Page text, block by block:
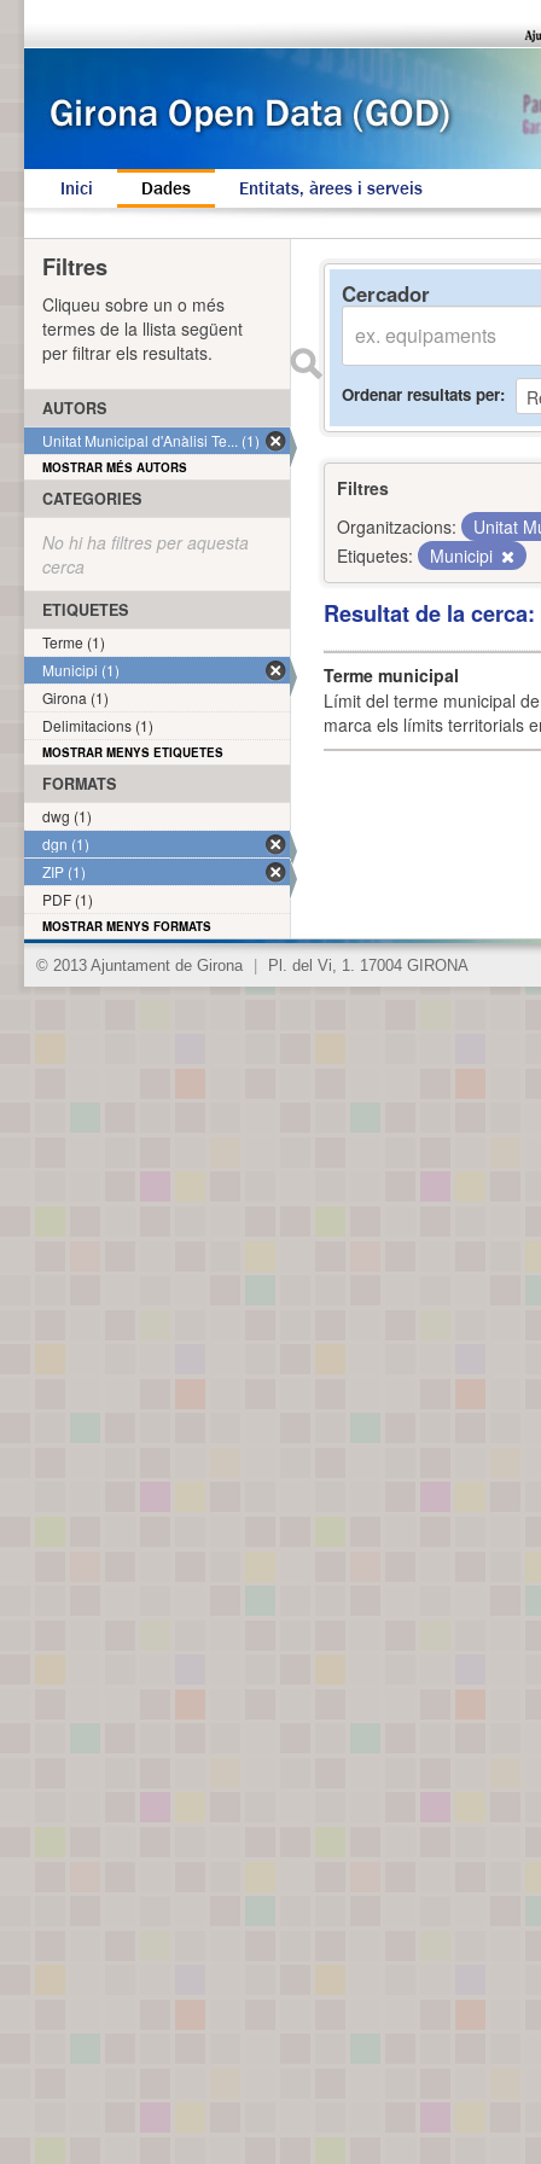
Inici Dades Entitats, àrees i serveis
Cercador
Ordenar resultats per
Filtres
Organitzacions:
Unitat
Etiquetes:
Municipi
Resultat de la
Terme municipal
Límit del terme municipal
marca els límits territorials
Filtres
Cliqueu sobre un o més
termes de la llista següent
per filtrar els resultats.
AUTORS
Unitat Municipal d'Anàlisi Te... (1)
MOSTRAR MÉS AUTORS
CATEGORIES
No hi ha filtres per aquesta
cerca
ETIQUETES
Terme (1)
Municipi (1)
Girona (1)
Delimitacions (1)
MOSTRAR MENYS ETIQUETES
FORMATS
dwg (1)
dgn (1)
ZIP (1)
PDF (1)
MOSTRAR MENYS FORMATS
© 2013 Ajuntament de Girona Pl. del Vi, 1. 17004 GIRONA